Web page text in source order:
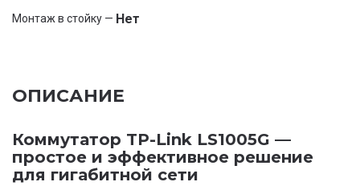
Монтаж в стойку — Нет
ОПИСАНИЕ
Коммутатор TP-Link LS1005G —
простое и эффективное решение
для гигабитной сети